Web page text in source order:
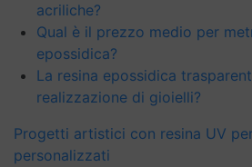
acriliche?
Qual è il prezzo medio per
epossidica?
La resina epossidica
realizzazione di gioielli?
Progetti artistici con resina UV
personalizzati